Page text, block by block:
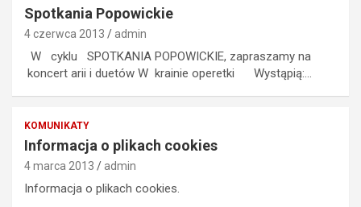
Spotkania Popowickie
4 czerwca 2013 admin
W cyklu SPOTKANIA POPOWICKIE, zapraszamy na
koncert arii i duetów W krainie operetki Wystąpią:…
KOMUNIKATY
Informacja o plikach cookies
4 marca 2013 admin
Informacja o plikach cookies.